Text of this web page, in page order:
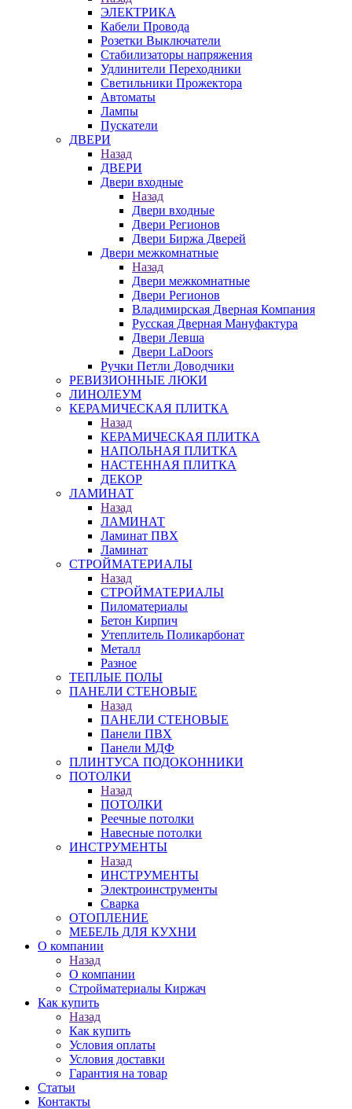
ЭЛЕКТРИКА
Кабели Провода
Розетки Выключатели
Стабилизаторы напряжения
Удлинители Переходники
Светильники Прожектора
Автоматы
Лампы
Пускатели
ДВЕРИ
Назад
ДВЕРИ
Двери входные
Назад
Двери входные
Двери Регионов
Двери Биржа Дверей
Двери межкомнатные
Назад
Двери межкомнатные
Двери Регионов
Владимирская Дверная Компания
Русская Дверная Мануфактура
Двери Левша
Двери LaDoors
Ручки Петли Доводчики
РЕВИЗИОННЫЕ ЛЮКИ
ЛИНОЛЕУМ
КЕРАМИЧЕСКАЯ ПЛИТКА
Назад
КЕРАМИЧЕСКАЯ ПЛИТКА
НАПОЛЬНАЯ ПЛИТКА
НАСТЕННАЯ ПЛИТКА
ДЕКОР
ЛАМИНАТ
Назад
ЛАМИНАТ
Ламинат ПВХ
Ламинат
СТРОЙМАТЕРИАЛЫ
Назад
СТРОЙМАТЕРИАЛЫ
Пиломатериалы
Бетон Кирпич
Утеплитель Поликарбонат
Металл
Разное
ТЕПЛЫЕ ПОЛЫ
ПАНЕЛИ СТЕНОВЫЕ
Назад
ПАНЕЛИ СТЕНОВЫЕ
Панели ПВХ
Панели МДФ
ПЛИНТУСА ПОДОКОННИКИ
ПОТОЛКИ
Назад
ПОТОЛКИ
Реечные потолки
Навесные потолки
ИНСТРУМЕНТЫ
Назад
ИНСТРУМЕНТЫ
Электроинструменты
Сварка
ОТОПЛЕНИЕ
МЕБЕЛЬ ДЛЯ КУХНИ
О компании
Назад
О компании
Стройматериалы Киржач
Как купить
Назад
Как купить
Условия оплаты
Условия доставки
Гарантия на товар
Статьи
Контакты